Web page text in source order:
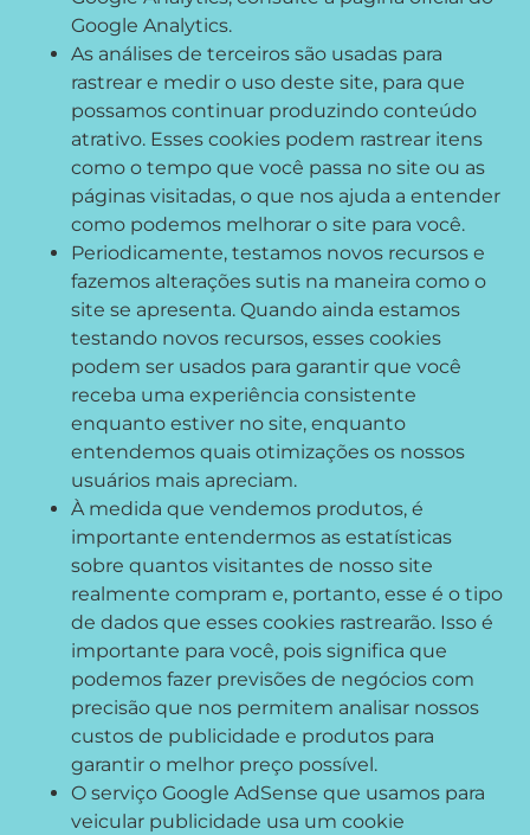
Google Analytics.
As análises de terceiros são usadas para
rastrear e medir o uso deste site, para que
possamos continuar produzindo conteúdo
atrativo. Esses cookies podem rastrear itens
como o tempo que você passa no site ou as
páginas visitadas, o que nos ajuda a entender
como podemos melhorar o site para você.
Periodicamente, testamos novos recursos e
fazemos alterações sutis na maneira como o
site se apresenta. Quando ainda estamos
testando novos recursos, esses cookies
podem ser usados ​​para garantir que você
receba uma experiência consistente
enquanto estiver no site, enquanto
entendemos quais otimizações os nossos
usuários mais apreciam.
À medida que vendemos produtos, é
importante entendermos as estatísticas
sobre quantos visitantes de nosso site
realmente compram e, portanto, esse é o tipo
de dados que esses cookies rastrearão. Isso é
importante para você, pois significa que
podemos fazer previsões de negócios com
precisão que nos permitem analisar nossos
custos de publicidade e produtos para
garantir o melhor preço possível.
O serviço Google AdSense que usamos para
veicular publicidade usa um cookie